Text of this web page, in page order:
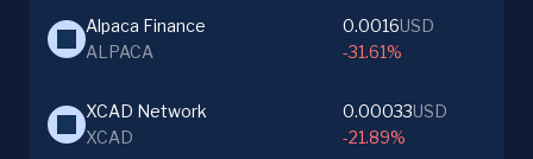
Alpaca Finance
ALPACA
0.0016USD
-31.61%
XCAD Network
XCAD
0.00033USD
-21.89%